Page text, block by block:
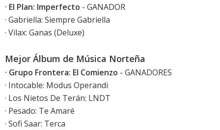
· El Plan: Imperfecto - GANADOR
· Gabriella: Siempre Gabriella
· Vilax: Ganas (Deluxe)
Mejor Álbum de Música Norteña
· Grupo Frontera: El Comienzo - GANADORES
· Intocable: Modus Operandi
· Los Nietos De Terán: LNDT
· Pesado: Te Amaré
· Sofi Saar: Terca